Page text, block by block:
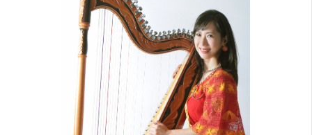
2013年よりソロギターワールドと題
した独奏ライブを立ち上げる。
フォルクローレ、タンゴ、クラシッ
ク、口琴、即興などたくさんの要素
が渾然と一体となったステージを構
築、全国ツアーを成功させる。
2017年、突然20曲以上のオリジナル